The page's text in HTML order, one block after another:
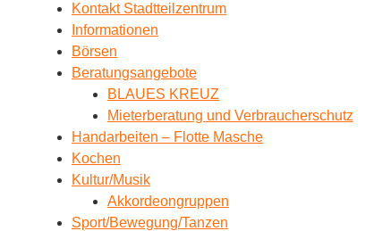
Kontakt Stadtteilzentrum
Informationen
Börsen
Beratungsangebote
BLAUES KREUZ
Mieterberatung und Verbraucherschutz
Handarbeiten – Flotte Masche
Kochen
Kultur/Musik
Akkordeongruppen
Sport/Bewegung/Tanzen